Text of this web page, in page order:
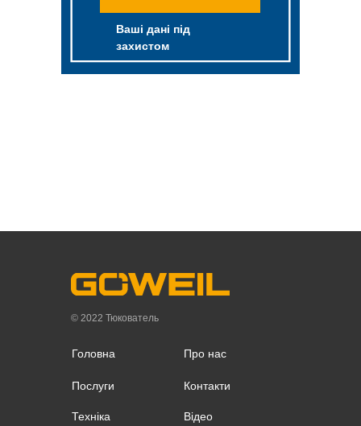
Ваші дані під
захистом
Головна Про нас
© 2022 Тюкователь
Послуги
Техніка Відео
Контакти